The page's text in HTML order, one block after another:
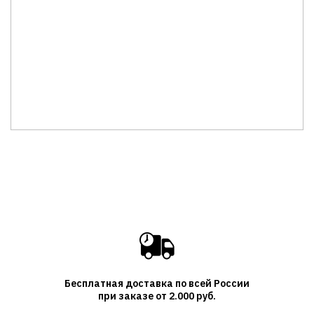
Бесплатная доставка по всей России
при заказе от 2.000 руб.